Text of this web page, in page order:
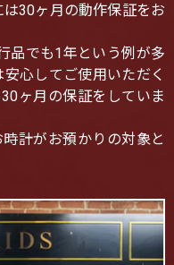
30ヶ月の動作保証をお
品でも1年という例が多
心してご使用いただく
ヶ月の保証をしていま
計がお預かりの対象と